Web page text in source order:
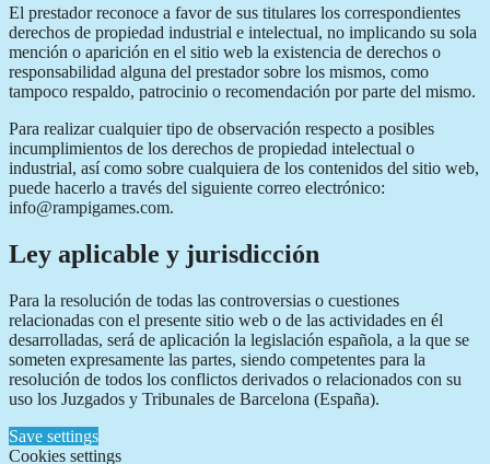
El prestador reconoce a favor de sus titulares los correspondientes
derechos de propiedad industrial e intelectual, no implicando su sola
mención o aparición en el sitio web la existencia de derechos o
responsabilidad alguna del prestador sobre los mismos, como
tampoco respaldo, patrocinio o recomendación por parte del mismo.
Para realizar cualquier tipo de observación respecto a posibles
incumplimientos de los derechos de propiedad intelectual o
industrial, así como sobre cualquiera de los contenidos del sitio web,
puede hacerlo a través del siguiente correo electrónico:
info@rampigames.com.
Ley aplicable y jurisdicción
Para la resolución de todas las controversias o cuestiones
relacionadas con el presente sitio web o de las actividades en él
desarrolladas, será de aplicación la legislación española, a la que se
someten expresamente las partes, siendo competentes para la
resolución de todos los conflictos derivados o relacionados con su
uso los Juzgados y Tribunales de Barcelona (España).
Save settings
Cookies settings